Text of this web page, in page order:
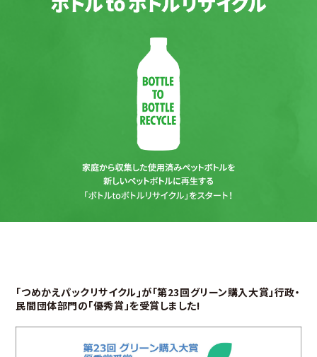
｢つめかえパックリサイクル｣が「第23回グリーン購入大賞」行政・
民間団体部門の「優秀賞」を受賞しました!